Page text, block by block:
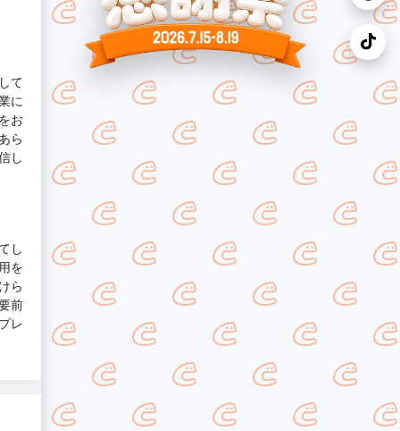
て
に
お
ら
し
し
を
ら
前
レ